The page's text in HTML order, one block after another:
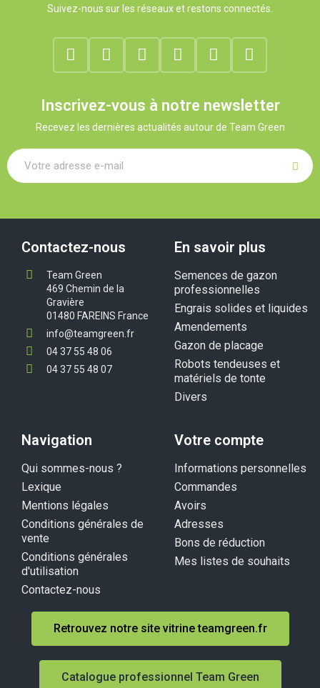
Suivez-nous sur les réseaux et restons connectés.
Inscrivez-vous à notre newsletter
Recevez les dernières actualités autour de Team Green
Contactez-nous
Team Green
469 Chemin de la
Gravière
01480 FAREINS France
info@teamgreen.fr
04 37 55 48 06
04 37 55 48 07
En savoir plus
Semences de gazon
professionnelles
Engrais solides et liquides
Amendements
Gazon de placage
Robots tendeuses et
matériels de tonte
Divers
Navigation
Qui sommes-nous ?
Lexique
Mentions légales
Conditions générales de
vente
Conditions générales
d'utilisation
Contactez-nous
Votre compte
Informations personnelles
Commandes
Avoirs
Adresses
Bons de réduction
Mes listes de souhaits
Retrouvez notre site vitrine teamgreen.fr
Catalogue professionnel Team Green